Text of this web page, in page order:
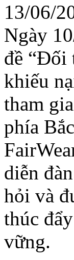
13/06/
Ngày
đề “Đối
khiếu
tham
phía
diễn
hỏi và
thúc
vững.